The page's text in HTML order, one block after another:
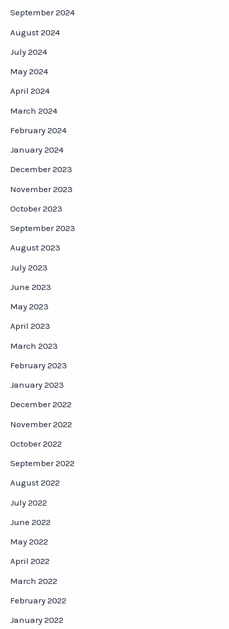
September 2024
August 2024
July 2024
May 2024
April 2024
March 2024
February 2024
January 2024
December 2023
November 2023
October 2023
September 2023
August 2023
July 2023
June 2023
May 2023
April 2023
March 2023
February 2023
January 2023
December 2022
November 2022
October 2022
September 2022
August 2022
July 2022
June 2022
May 2022
April 2022
March 2022
February 2022
January 2022